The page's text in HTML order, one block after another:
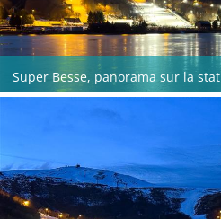
Super Besse, panorama sur la